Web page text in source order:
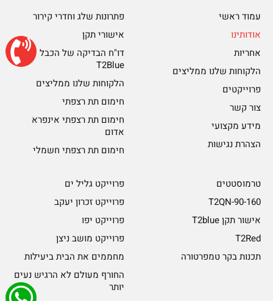
עמוד ראשי
אודותינו
אחריות
הלקוחות שלנו ממליצים
פרוייקטים
צור קשר
מידע מקצועי
הצהרת נגישות
פתרונות שלג וחדרי קירור
אישורי תקן
דו"ח הבדיקה של הכבל
T2Blue
הלקוחות שלנו ממליצים
חימום תת רצפתי
חימום תת רצפתי אינפרא
אדום
חימום תת רצפתי חשמלי
טרמוסטטים
T2QN-90-160
אישור תקן T2blue
T2Red
תכנות בקר טמפרטורה
פרוייקט גליל ים
פרוייקט זכרון יעקב
פרוייקט יפו
פרוייקט מושב ניצן
מחממים את הבית ביעילות
החורף מעולם לא הרגיש נעים
יותר